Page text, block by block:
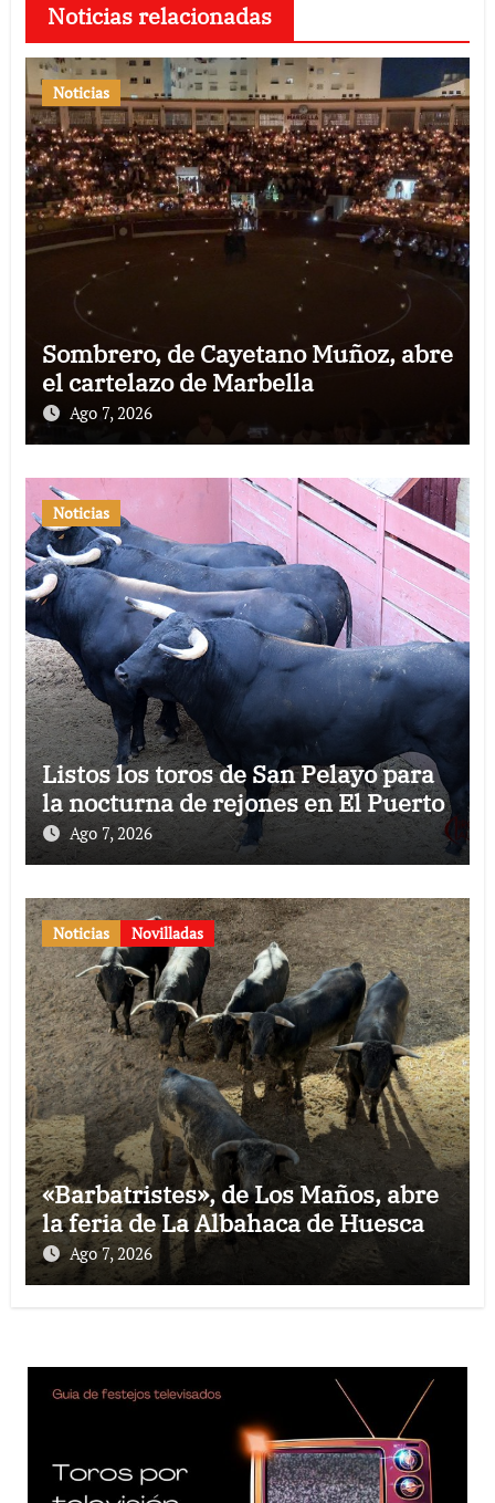
Noticias relacionadas
Noticias
Sombrero, de Cayetano Muñoz, abre
el cartelazo de Marbella
Ago 7, 2026
Noticias
Listos los toros de San Pelayo para
la nocturna de rejones en El Puerto
Ago 7, 2026
Noticias Novilladas
«Barbatristes», de Los Maños, abre
la feria de La Albahaca de Huesca
Ago 7, 2026